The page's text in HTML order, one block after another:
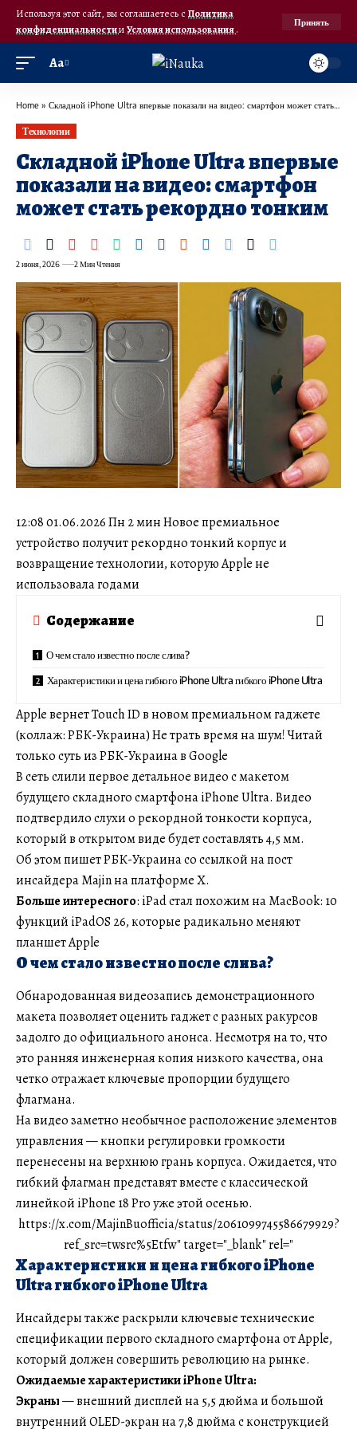
Используя этот сайт, вы соглашаетесь с Политика
конфиденциальностииУсловия использования.
Принять
Аа
Home » Складной iPhone Ultra впервые показали на видео: смартфон может стать рекордно тонким
Технологии
Складной iPhone Ultra впервые
показали на видео: смартфон
может стать рекордно тонким
2 июня, 2026 2 Мин Чтения
12:08 01.06.2026 Пн 2 мин Новое премиальное
устройство получит рекордно тонкий корпус и
возвращение технологии, которую Apple не
использовала годами
Содержание
О чем стало известно после слива?
Характеристики и цена гибкого iPhone Ultra гибкого iPhone Ultra
Apple вернет Touch ID в новом премиальном гаджете
(коллаж: РБК-Украина) Не трать время на шум! Читай
только суть из РБК-Украина в Google
В сеть слили первое детальное видео с макетом
будущего складного смартфона iPhone Ultra. Видео
подтвердило слухи о рекордной тонкости корпуса,
который в открытом виде будет составлять 4,5 мм.
Об этом пишет РБК-Украина со ссылкой на пост
инсайдера Majin на платформе X.
Больше интересного: iPad стал похожим на MacBook: 10
функций iPadOS 26, которые радикально меняют
планшет Apple
О чем стало известно после слива?
Обнародованная видеозапись демонстрационного
макета позволяет оценить гаджет с разных ракурсов
задолго до официального анонса. Несмотря на то, что
это ранняя инженерная копия низкого качества, она
четко отражает ключевые пропорции будущего
флагмана.
На видео заметно необычное расположение элементов
управления — кнопки регулировки громкости
перенесены на верхнюю грань корпуса. Ожидается, что
гибкий флагман представят вместе с классической
линейкой iPhone 18 Pro уже этой осенью.
https://x.com/MajinBuofficia/status/2061099745586679929?
ref_src=twsrc%5Etfw" target="_blank" rel="
Характеристики и цена гибкого iPhone
Ultra гибкого iPhone Ultra
Инсайдеры также раскрыли ключевые технические
спецификации первого складного смартфона от Apple,
который должен совершить революцию на рынке.
Ожидаемые характеристики iPhone Ultra:
Экраны— внешний дисплей на 5,5 дюйма и большой
внутренний OLED-экран на 7,8 дюйма с конструкцией